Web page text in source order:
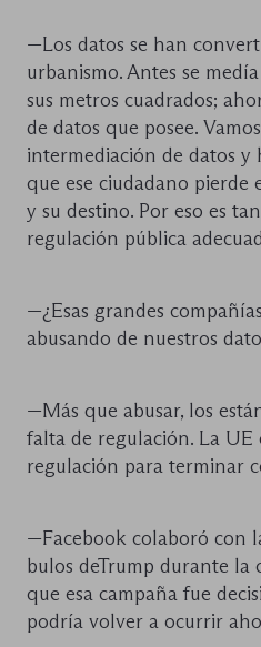
—Los datos se han
urbanismo. Antes se
sus metros cuadrados;
de datos que posee.
intermediación de datos
que ese ciudadano pierde
y su destino. Por eso es
regulación pública
—¿Esas grandes
abusando de nuestros
—Más que abusar, los
falta de regulación. La
regulación para terminar
—Facebook colaboró con
bulos deTrump durante la
que esa campaña fue
podría volver a ocurrir